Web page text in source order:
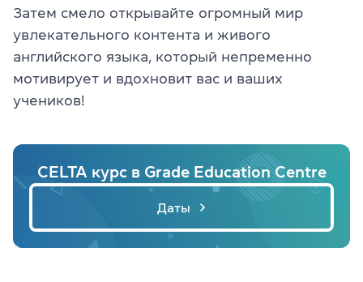
Затем смело открывайте огромный мир
увлекательного контента и живого
английского языка, который непременно
мотивирует и вдохновит вас и ваших
учеников!
CELTA курс в Grade Education Centre
Даты